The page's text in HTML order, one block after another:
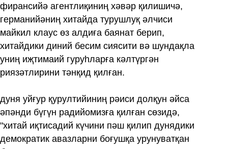
фирансийә агентлиқиниң хәвәр қилишичә,
германийәниң хитайда турушлуқ әлчиси
майкил клаус өз алдиға баянат берип,
хитайдики диний бесим сиясити вә шундақла
униң иҗтимаий гуруһларға кәлтүргән
риязәтлирини тәнқид қилған.
дуня уйғур қурултийиниң рәиси долқун әйса
әпәнди бүгүн радийомизға қилған сөзидә,
"хитай иқтисадий күчини пәш қилип дунядики
демократик авазларни боғушқа урунуватқан